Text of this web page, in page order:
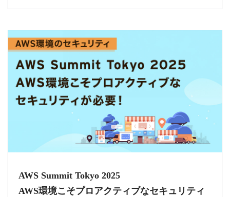
AWS Summit Tokyo 2025
AWS環境こそプロアクティブなセキュリティ